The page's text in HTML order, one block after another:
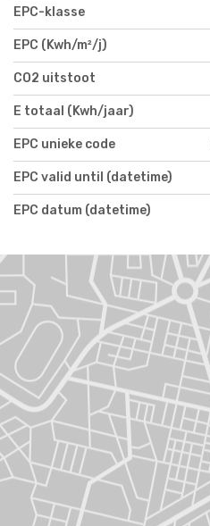
EPC-klasse
EPC (Kwh/m²/j)
CO2 uitstoot
E totaal (Kwh/jaar)
EPC unieke code
EPC valid until (datetime)
EPC datum (datetime)